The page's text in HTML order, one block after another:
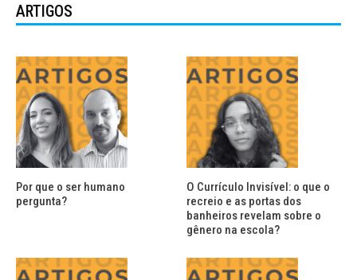
ARTIGOS
Por que o ser humano
pergunta?
O Currículo Invisível: o que o
recreio e as portas dos
banheiros revelam sobre o
gênero na escola?